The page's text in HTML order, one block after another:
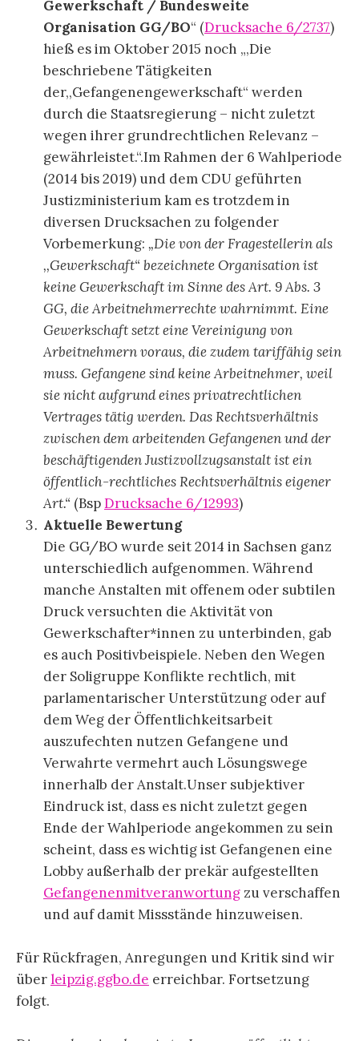
Gewerkschaft / Bundesweite
Organisation GG/BO“ (Drucksache 6/2737)
hieß es im Oktober 2015 noch „,Die
beschriebene Tätigkeiten
der,,Gefangenengewerkschaft“ werden
durch die Staatsregierung – nicht zuletzt
wegen ihrer grundrechtlichen Relevanz –
gewährleistet.“.Im Rahmen der 6 Wahlperiode
(2014 bis 2019) und dem CDU geführten
Justizministerium kam es trotzdem in
diversen Drucksachen zu folgender
Vorbemerkung: „Die von der Fragestellerin als
,,Gewerkschaft“ bezeichnete Organisation ist
keine Gewerkschaft im Sinne des Art. 9 Abs. 3
GG, die Arbeitnehmerrechte wahrnimmt. Eine
Gewerkschaft setzt eine Vereinigung von
Arbeitnehmern voraus, die zudem tariffähig sein
muss. Gefangene sind keine Arbeitnehmer, weil
sie nicht aufgrund eines privatrechtlichen
Vertrages tätig werden. Das Rechtsverhältnis
zwischen dem arbeitenden Gefangenen und der
beschäftigenden Justizvollzugsanstalt ist ein
öffentlich-rechtliches Rechtsverhältnis eigener
Art.“ (BspDrucksache 6/12993)
Aktuelle Bewertung
Die GG/BO wurde seit 2014 in Sachsen ganz
unterschiedlich aufgenommen. Während
manche Anstalten mit offenem oder subtilen
Druck versuchten die Aktivität von
Gewerkschafter*innen zu unterbinden, gab
es auch Positivbeispiele. Neben den Wegen
der Soligruppe Konflikte rechtlich, mit
parlamentarischer Unterstützung oder auf
dem Weg der Öffentlichkeitsarbeit
auszufechten nutzen Gefangene und
Verwahrte vermehrt auch Lösungswege
innerhalb der Anstalt.Unser subjektiver
Eindruck ist, dass es nicht zuletzt gegen
Ende der Wahlperiode angekommen zu sein
scheint, dass es wichtig ist Gefangenen eine
Lobby außerhalb der prekär aufgestellten
Gefangenenmitveranwortung zu verschaffen
und auf damit Missstände hinzuweisen.
Für Rückfragen, Anregungen und Kritik sind wir
überleipzig.ggbo.de erreichbar. Fortsetzung
folgt.